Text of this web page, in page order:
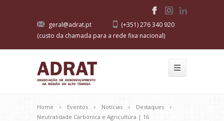
geral@adrat.pt
(+351) 276 340 920
(custo da chamada para a rede fixa nacional)
Home Eventos Notícias
Destaques
Neutralidade Carbónica e Agricultura | 16